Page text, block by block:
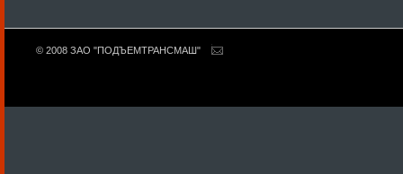
© 2008 ЗАО "ПОДЪЕМТРАНСМАШ"